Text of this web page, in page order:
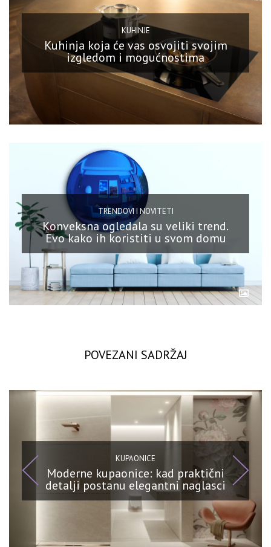
KUHINJE
Kuhinja koja će vas osvojiti svojim
izgledom i mogućnostima
TRENDOVI I NOVITETI
Konveksna ogledala su veliki trend.
Evo kako ih koristiti u svom domu
POVEZANI SADRŽAJ
KUPAONICE
Moderne kupaonice: kad praktični
detalji postanu elegantni naglasci